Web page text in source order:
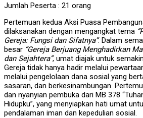
Jumlah Peserta : 21 orang
Pertemuan kedua Aksi Puasa
dilaksanakan dengan mengangkat tema
Gereja: Fungsi dan Sifatnya”. Dalam
besar “Gereja Berjuang Menghadirkan
dan Sejahtera”, umat diajak untuk
Gereja tidak hanya hadir melalui
melalui pengelolaan dana sosial yang
sasaran, dan berkesinambungan.
dan nyanyian pembuka dari MB 378
Hidupku”, yang menyiapkan hati umat
pendalaman iman dan kepedulian sosial.